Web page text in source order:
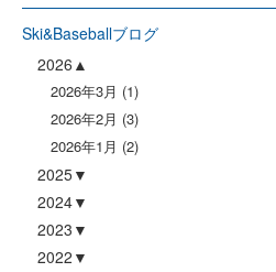
Ski&Baseballブログ
2026
2026年3月 (1)
2026年2月 (3)
2026年1月 (2)
2025
2024
2023
2022